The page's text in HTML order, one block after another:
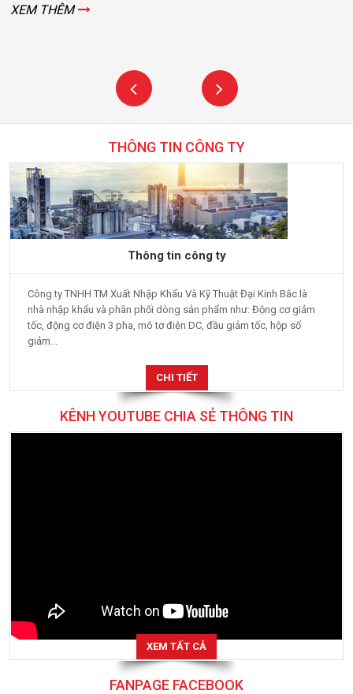
XEM THÊM
THÔNG TIN CÔNG TY
Thông tin công ty
Công ty TNHH TM Xuất Nhập Khẩu Và Kỹ Thuật Đại Kinh Bắc là
nhà nhập khẩu và phân phối dòng sản phẩm như: Động cơ giảm
tốc, động cơ điện 3 pha, mô tơ điện DC, đầu giảm tốc, hộp số
giảm...
CHI TIẾT
KÊNH YOUTUBE CHIA SẺ THÔNG TIN
XEM TẤT CẢ
FANPAGE FACEBOOK